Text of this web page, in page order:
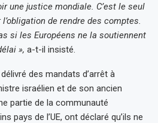
une justice mondiale. C’est le seul
de rendre des comptes.
si les Européens ne la soutiennent
», a-t-il insisté.
des mandats d’arrêt à
israélien et de son ancien
partie de la communauté
pays de l’UE, ont déclaré qu’ils ne